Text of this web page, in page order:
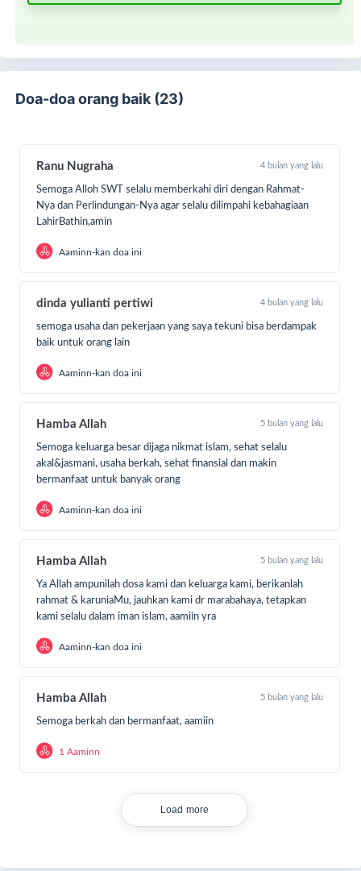
6. Mencapai haul
7. Atau dapat ditunaikan saat panen
Doa-doa orang baik (23)
Ranu Nugraha 4 bulan yang lalu
Semoga Alloh SWT selalu memberkahi diri dengan Rahmat-
Nya dan Perlindungan-Nya agar selalu dilimpahi kebahagiaan
LahirBathin,amin
Aaminn-kan doa ini
dinda yulianti pertiwi 4 bulan yang lalu
semoga usaha dan pekerjaan yang saya tekuni bisa berdampak
baik untuk orang lain
Aaminn-kan doa ini
Hamba Allah 5 bulan yang lalu
Semoga keluarga besar dijaga nikmat islam, sehat selalu
akal&jasmani, usaha berkah, sehat finansial dan makin
bermanfaat untuk banyak orang
Aaminn-kan doa ini
Hamba Allah 5 bulan yang lalu
Ya Allah ampunilah dosa kami dan keluarga kami, berikanlah
rahmat & karuniaMu, jauhkan kami dr marabahaya, tetapkan
kami selalu dalam iman islam, aamiin yra
Aaminn-kan doa ini
Hamba Allah 5 bulan yang lalu
Semoga berkah dan bermanfaat, aamiin
1 Aaminn
Load more